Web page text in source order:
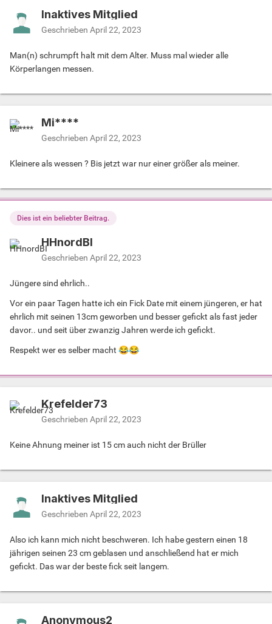
Inaktives Mitglied
Geschrieben April 22, 2023
Man(n) schrumpft halt mit dem Alter. Muss mal wieder alle
Körperlangen messen.
Mi****
Geschrieben April 22, 2023
Kleinere als wessen ? Bis jetzt war nur einer größer als meiner.
Dies ist ein beliebter Beitrag.
HHnordBI
Geschrieben April 22, 2023
Jüngere sind ehrlich..
Vor ein paar Tagen hatte ich ein Fick Date mit einem jüngeren, er hat
ehrlich mit seinen 13cm geworben und besser gefickt als fast jeder
davor.. und seit über zwanzig Jahren werde ich gefickt.
Respekt wer es selber macht 😂😂
Krefelder73
Geschrieben April 22, 2023
Keine Ahnung meiner ist 15 cm auch nicht der Brüller
Inaktives Mitglied
Geschrieben April 22, 2023
Also ich kann mich nicht beschweren. Ich habe gestern einen 18
jährigen seinen 23 cm geblasen und anschließend hat er mich
gefickt. Das war der beste fick seit langem.
Anonymous2